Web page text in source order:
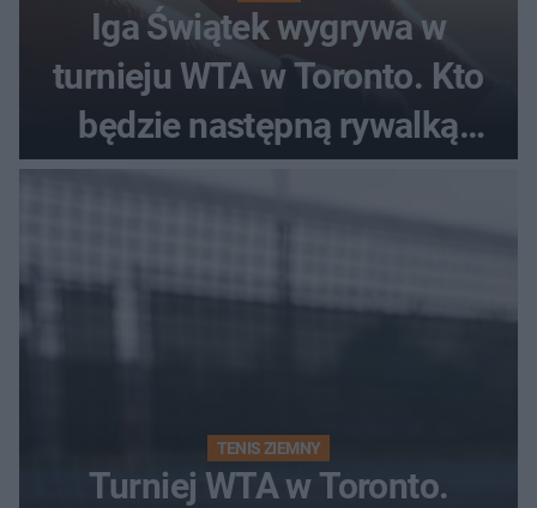
Iga Świątek wygrywa w
turnieju WTA w Toronto. Kto
będzie następną rywalką
Polki?
TENIS ZIEMNY
Turniej WTA w Toronto.